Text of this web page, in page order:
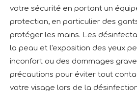
votre sécurité en portant un
protection, en particulier des
protéger les mains. Les
la peau et l'exposition des yeux
inconfort ou des dommages
précautions pour éviter tout
votre visage lors de la